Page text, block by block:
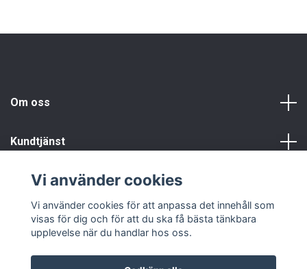
Om oss
Kundtjänst
Vi använder cookies
Vi använder cookies för att anpassa det innehåll som
visas för dig och för att du ska få bästa tänkbara
upplevelse när du handlar hos oss.